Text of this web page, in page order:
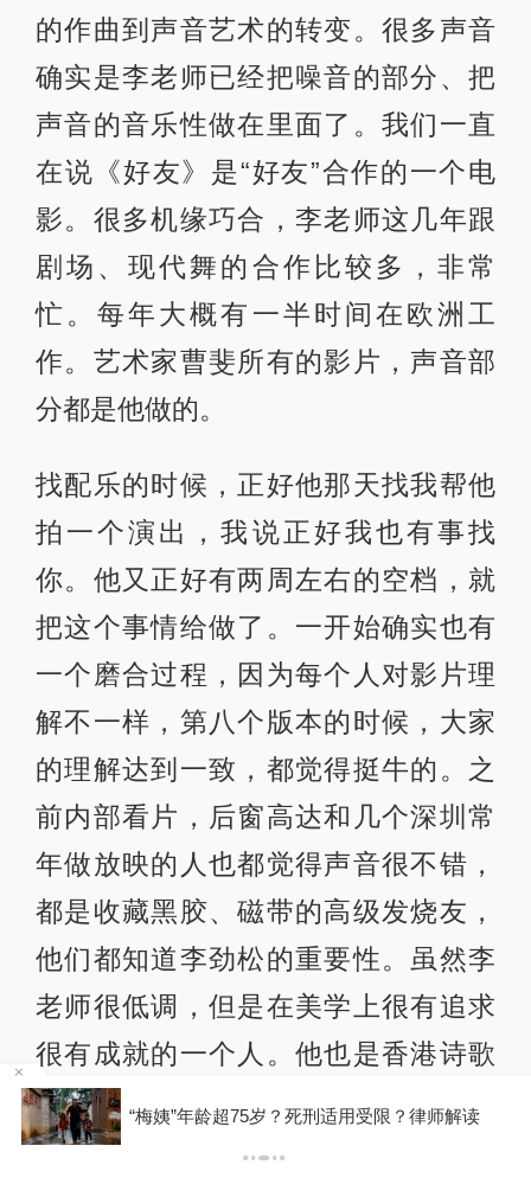
年做放映的人也都觉得声音很不错，
都是收藏黑胶、磁带的高级发烧友，
他们都知道李劲松的重要性。虽然李
老师很低调，但是在美学上很有追求
很有成就的一个人。他也是香港诗歌
节的策展和音乐总监。
李劲松作曲，朱文电影《小东西》原
声音乐会现场（2010年深圳湾艺穗
节）
但是也有一些观众觉得部分场景的声
音有点抢戏了，可能觉得能量很强，
下午跟朋友也聊到，有些影片对音乐
乐对观众的情绪影响会比画面更直
因瞬时客流集中等原因致部分观众入场受阻，浙
江省博物馆致歉